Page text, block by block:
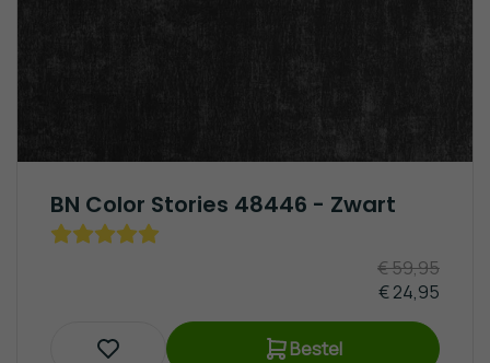
BN Color Stories 48446 - Zwart
€ 59,95
€ 24,95
Bestel